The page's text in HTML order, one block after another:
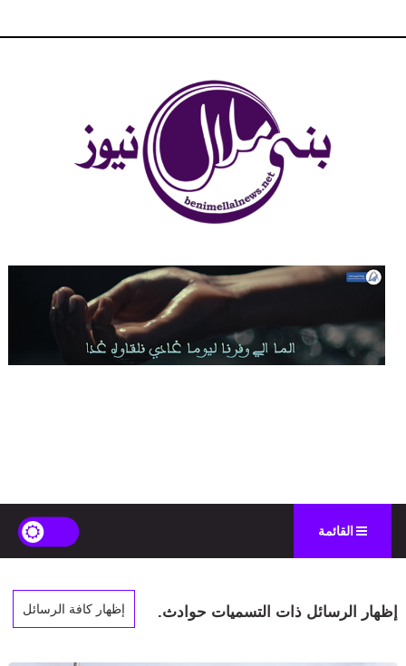
القائمة
‏إظهار الرسائل ذات التسميات حوادث. إظهار كافة الرسائل